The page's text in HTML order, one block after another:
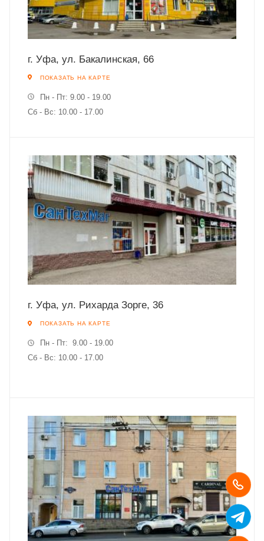
г. Уфа, ул. Бакалинская, 66
ПОКАЗАТЬ НА КАРТЕ
Пн - Пт: 9.00 - 19.00
Сб - Вс: 10.00 - 17.00
г. Уфа, ул. Рихарда Зорге, 36
ПОКАЗАТЬ НА КАРТЕ
Пн - Пт: 9.00 - 19.00
Сб - Вс: 10.00 - 17.00